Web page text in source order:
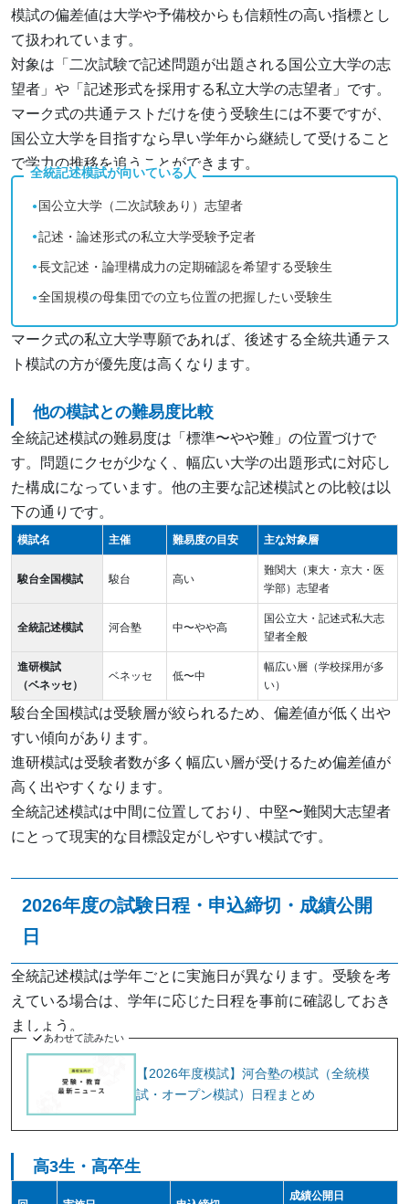
模試の偏差値は大学や予備校からも信頼性の高い指標とし
て扱われています。
対象は「二次試験で記述問題が出題される国公立大学の志
望者」や「記述形式を採用する私立大学の志望者」です。
マーク式の共通テストだけを使う受験生には不要ですが、
国公立大学を目指すなら早い学年から継続して受けること
で学力の推移を追うことができます。
全統記述模試が向いている人
国公立大学（二次試験あり）志望者
記述・論述形式の私立大学受験予定者
長文記述・論理構成力の定期確認を希望する受験生
全国規模の母集団での立ち位置の把握したい受験生
マーク式の私立大学専願であれば、後述する全統共通テス
ト模試の方が優先度は高くなります。
他の模試との難易度比較
全統記述模試の難易度は「標準〜やや難」の位置づけで
す。問題にクセが少なく、幅広い大学の出題形式に対応し
た構成になっています。他の主要な記述模試との比較は以
下の通りです。
模試名 主催 難易度の目安 主な対象層
駿台全国模試 駿台 高い
難関大（東大・京大・医
学部）志望者
全統記述模試 河合塾 中〜やや高
国公立大・記述式私大志
望者全般
進研模試
（ベネッセ）
ベネッセ 低〜中
幅広い層（学校採用が多
い）
駿台全国模試は受験層が絞られるため、偏差値が低く出や
すい傾向があります。
進研模試は受験者数が多く幅広い層が受けるため偏差値が
高く出やすくなります。
全統記述模試は中間に位置しており、中堅〜難関大志望者
にとって現実的な目標設定がしやすい模試です。
2026年度の試験日程・申込締切・成績公開
日
全統記述模試は学年ごとに実施日が異なります。受験を考
えている場合は、学年に応じた日程を事前に確認しておき
ましょう。
あわせて読みたい
【2026年度模試】河合塾の模試（全統模
試・オープン模試）日程まとめ
高3生・高卒生
成績公開日